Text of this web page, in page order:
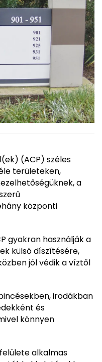
(ACP) széles
területeken,
a
központi
gyakran használják a
külső díszítésére,
jól védik a víztől
irodákban
és
könnyen
alkalmas